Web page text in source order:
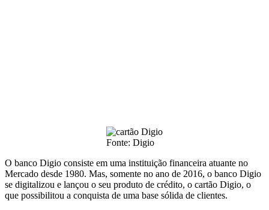
Fonte: Digio
O banco Digio consiste em uma instituição financeira atuante no
Mercado desde 1980. Mas, somente no ano de 2016, o banco Digio
se digitalizou e lançou o seu produto de crédito, o cartão Digio, o
que possibilitou a conquista de uma base sólida de clientes.